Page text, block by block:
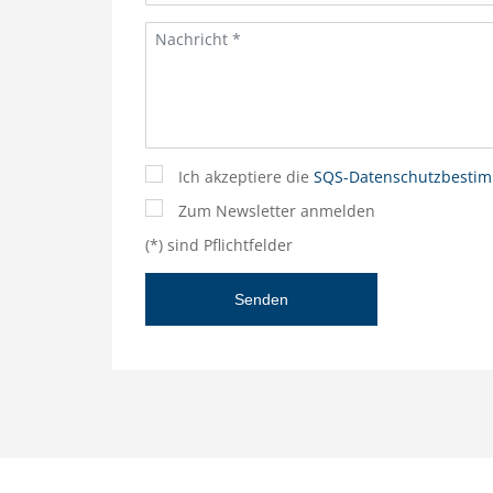
Ich akzeptiere die SQS-
Zum Newsletter anmelden
(*) sind Pflichtfelder